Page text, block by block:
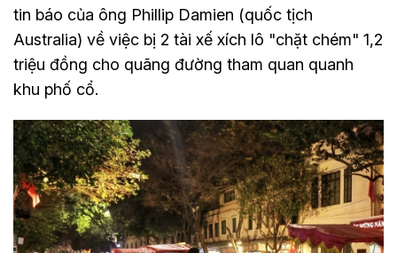
tin báo của ông Phillip Damien (quốc tịch
Australia) về việc bị 2 tài xế xích lô "chặt chém" 1,2
triệu đồng cho quãng đường tham quan quanh
khu phố cổ.